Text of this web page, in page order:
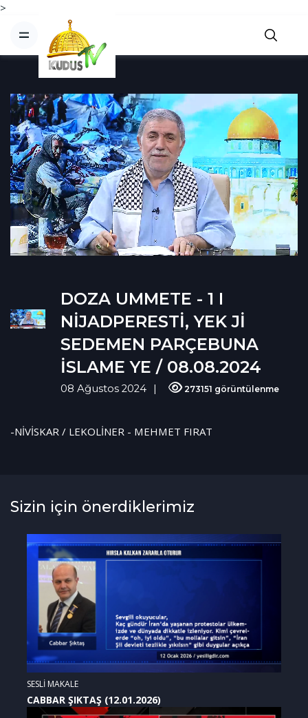
>
DOZA UMMETE - 1 I
NİJADPERESTİ, YEK Jİ
SEDEMEN PARÇEBUNA
İSLAME YE / 08.08.2024
08 Ağustos 2024 273151 görüntülenme
-NİVİSKAR / LEKOLİNER - MEHMET FIRAT
Sizin için önerdiklerimiz
SESLİ MAKALE
CABBAR ŞIKTAŞ (12.01.2026)